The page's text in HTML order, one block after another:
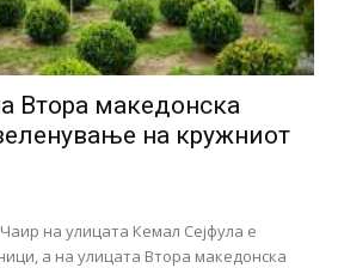
Втора македонска
на кружниот
на улицата Кемал Сејфула е
а на улицата Втора македонска